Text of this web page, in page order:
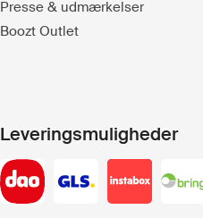
Presse & udmærkelser
Boozt Outlet
Leveringsmuligheder